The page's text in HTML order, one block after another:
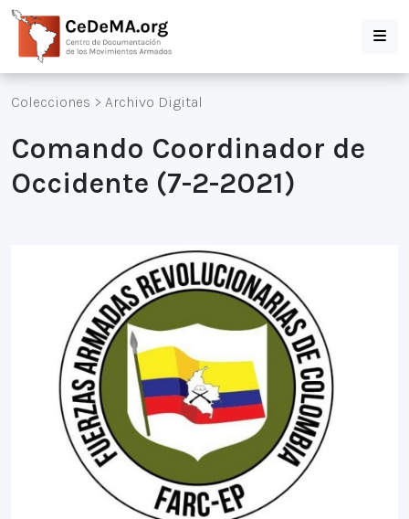
Colecciones > Archivo Digital
Comando Coordinador de
Occidente (7-2-2021)